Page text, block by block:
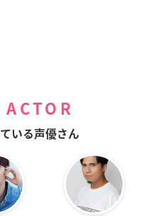
いる声優さん